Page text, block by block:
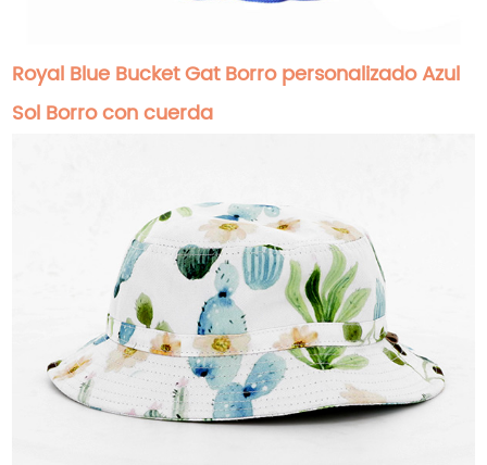
Royal Blue Bucket Gat Borro personalizado Azul
Sol Borro con cuerda